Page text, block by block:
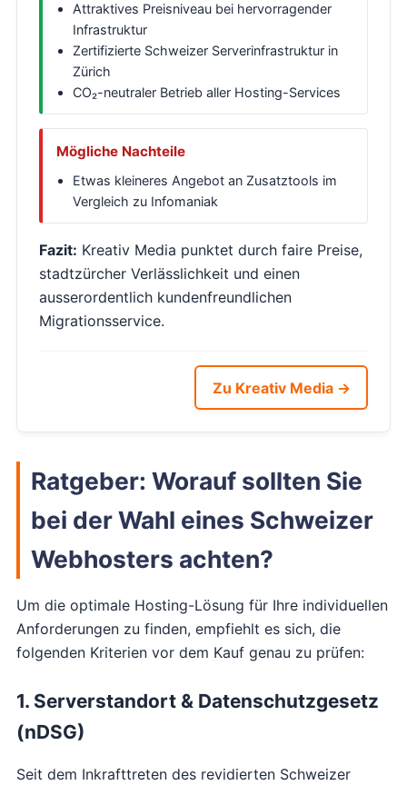
Attraktives Preisniveau bei hervorragender
Infrastruktur
Zertifizierte Schweizer Serverinfrastruktur in
Zürich
CO₂-neutraler Betrieb aller Hosting-Services
Mögliche Nachteile
Etwas kleineres Angebot an Zusatztools im
Vergleich zu Infomaniak
Fazit: Kreativ Media punktet durch faire Preise,
stadtzürcher Verlässlichkeit und einen
ausserordentlich kundenfreundlichen
Migrationsservice.
Zu Kreativ Media →
Ratgeber: Worauf sollten Sie
bei der Wahl eines Schweizer
Webhosters achten?
Um die optimale Hosting-Lösung für Ihre individuellen
Anforderungen zu finden, empfiehlt es sich, die
folgenden Kriterien vor dem Kauf genau zu prüfen:
1. Serverstandort & Datenschutzgesetz
(nDSG)
Seit dem Inkrafttreten des revidierten Schweizer